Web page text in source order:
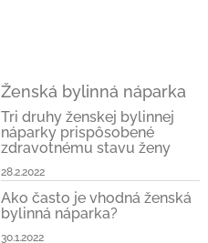
Ženská bylinná náparka
Tri druhy ženskej bylinnej
náparky prispôsobené
zdravotnému stavu ženy
28.2.2022
Ako často je vhodná ženská
bylinná náparka?
30.1.2022